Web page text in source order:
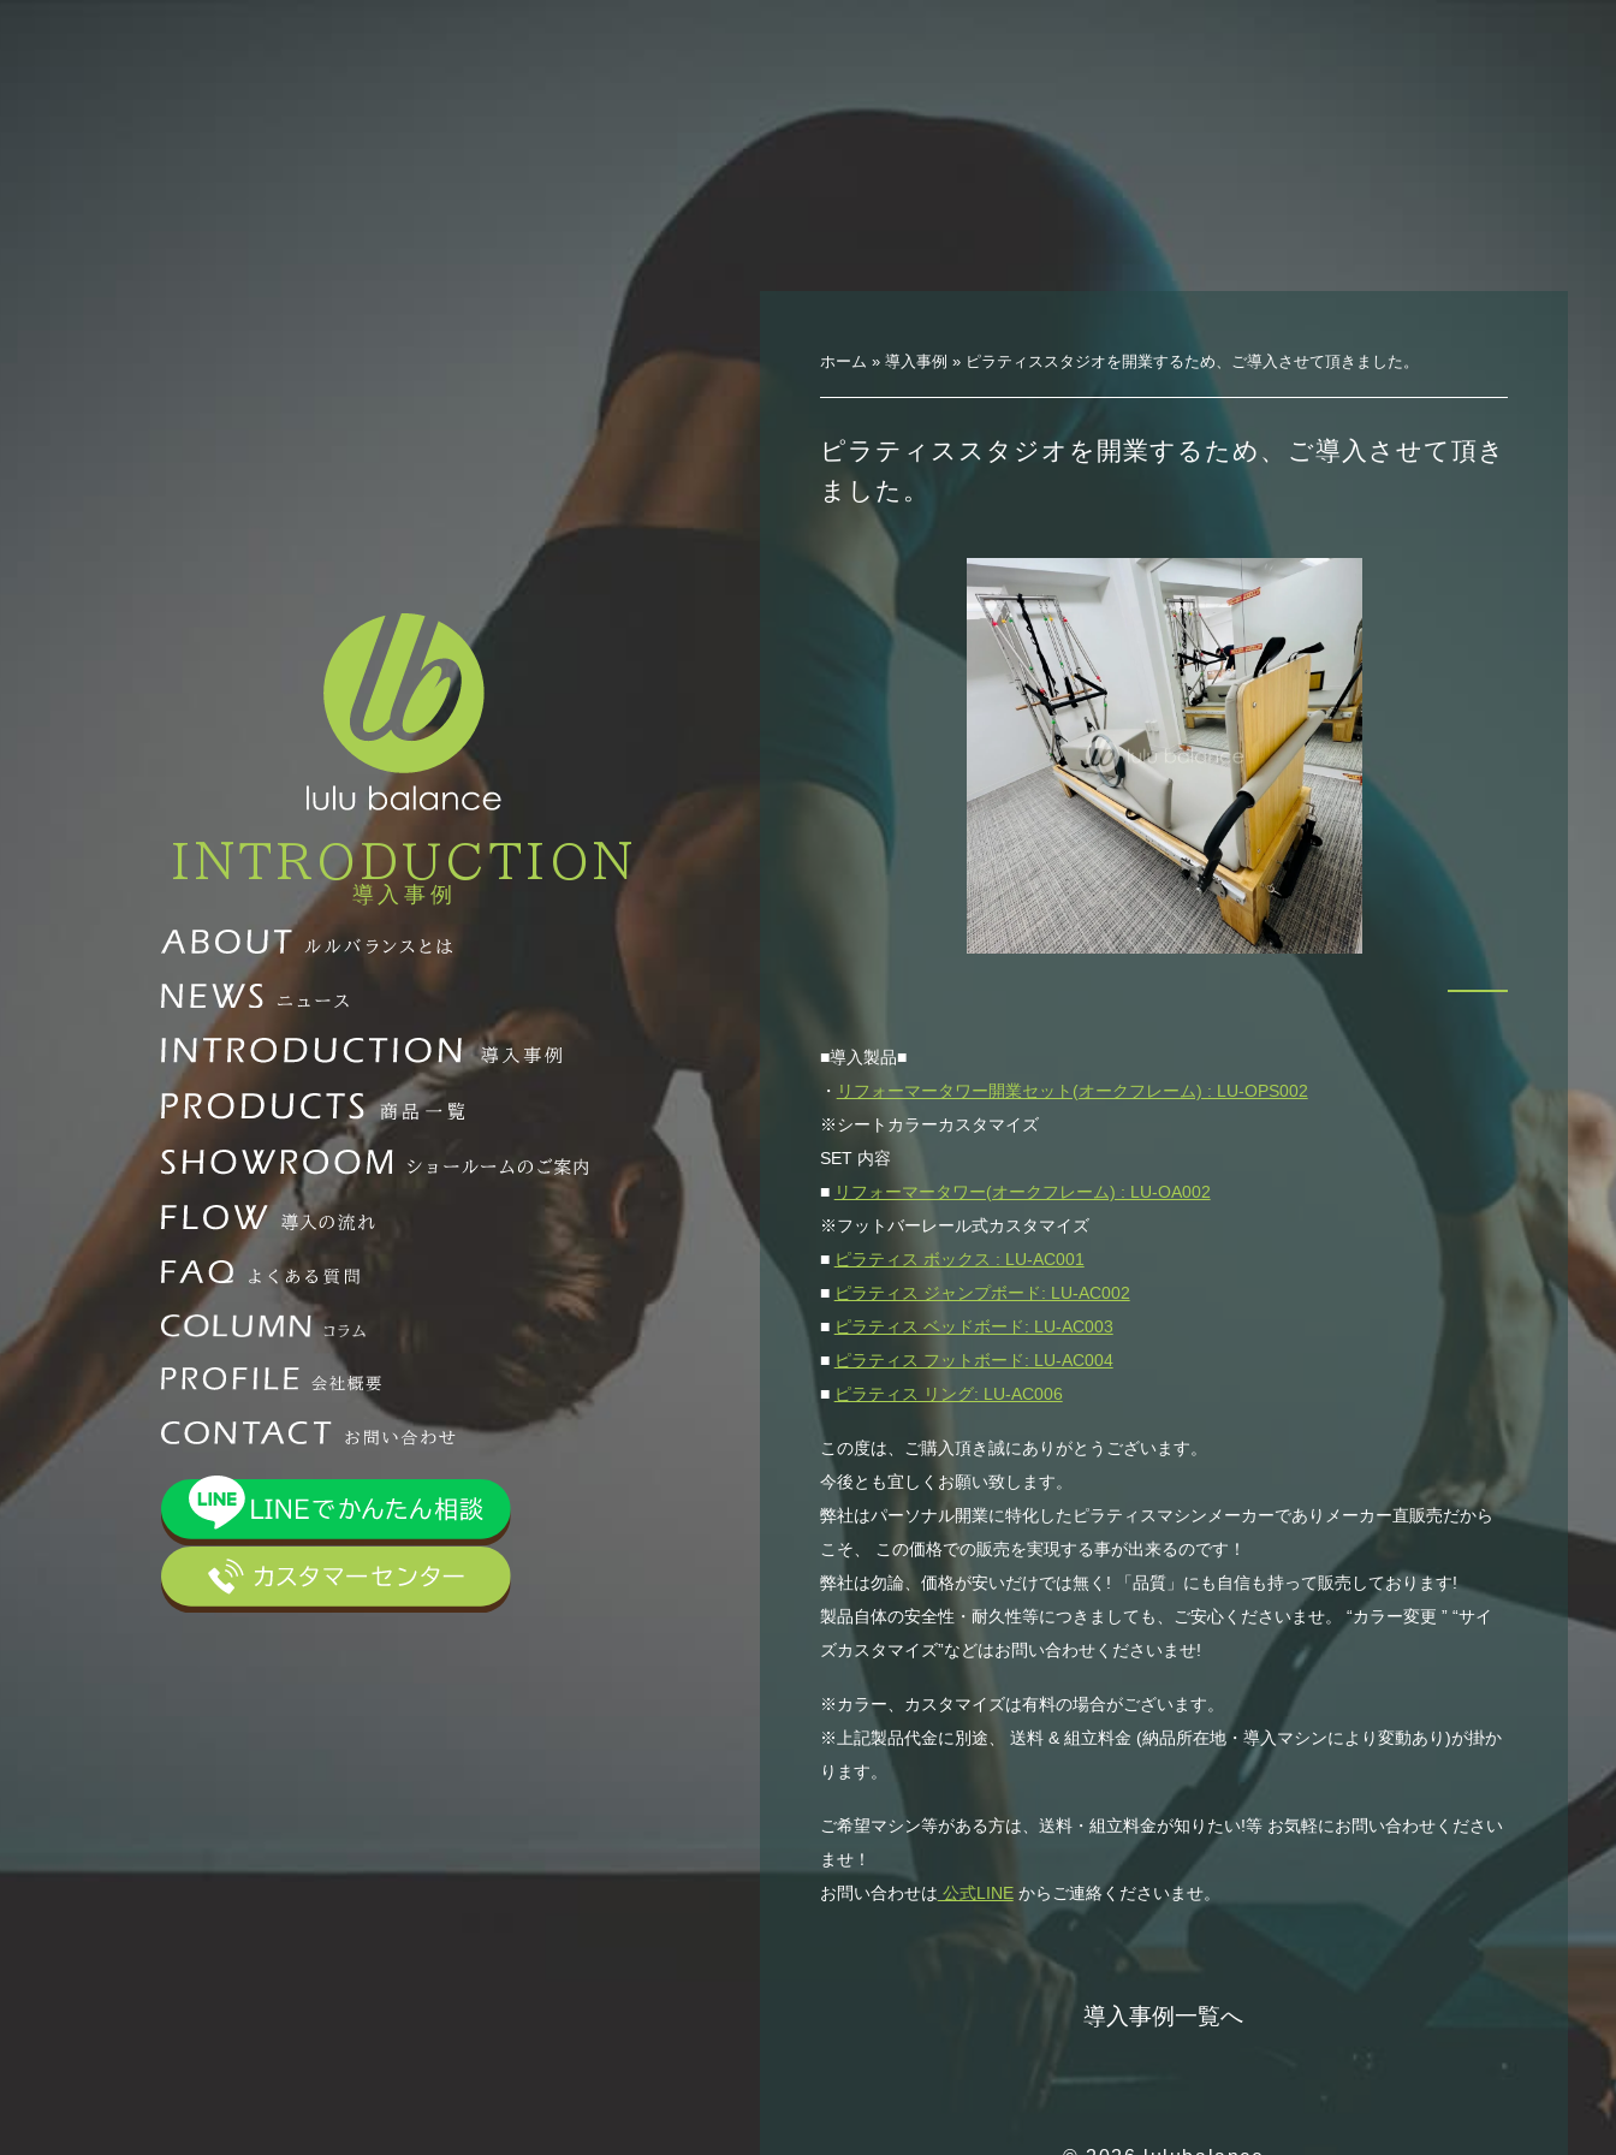
INTRODUCTION
導入事例
ホーム » 導入事例 » ピラティススタジオを開業するため、ご導入させて頂きました。
ピラティススタジオを開業するため、ご導入させて頂き
ました。
■導入製品■
・ リフォーマータワー開業セット(オークフレーム) : LU-OPS002
※シートカラーカスタマイズ
SET 内容
■ リフォーマータワー(オークフレーム) : LU-OA002
※フットバーレール式カスタマイズ
■ ピラティス ボックス : LU-AC001
■ ピラティス ジャンプボード: LU-AC002
■ ピラティス ベッドボード: LU-AC003
■ ピラティス フットボード: LU-AC004
■ ピラティス リング: LU-AC006
この度は、ご購入頂き誠にありがとうございます。
今後とも宜しくお願い致します。
弊社はパーソナル開業に特化したピラティスマシンメーカーでありメーカー直販売だから
こそ、 この価格での販売を実現する事が出来るのです！
弊社は勿論、価格が安いだけでは無く! 「品質」にも自信も持って販売しております!
製品自体の安全性・耐久性等につきましても、ご安心くださいませ。 “カラー変更 ” “サイ
ズカスタマイズ”などはお問い合わせくださいませ!
※カラー、カスタマイズは有料の場合がございます。
※上記製品代金に別途、 送料 & 組立料金 (納品所在地・導入マシンにより変動あり)が掛か
ります。
ご希望マシン等がある方は、送料・組立料金が知りたい!等 お気軽にお問い合わせください
ませ！
お問い合わせは 公式LINEからご連絡くださいませ。
導入事例一覧へ